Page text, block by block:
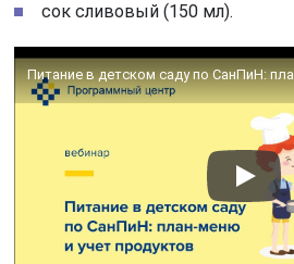
сок сливовый (150 мл).